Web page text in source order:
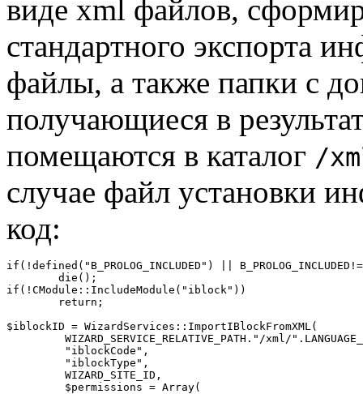
виде xml файлов,
стандартного экспорта
файлы, а также папки с
получающиеся в
помещаются в каталог /
случае файл установки
код:
if(!defined("B_PROLOG_INCLUDED") ||
if(!CModule::IncludeModule("iblock"))
$iblockID = WizardServices::ImportIBlockFromXML(